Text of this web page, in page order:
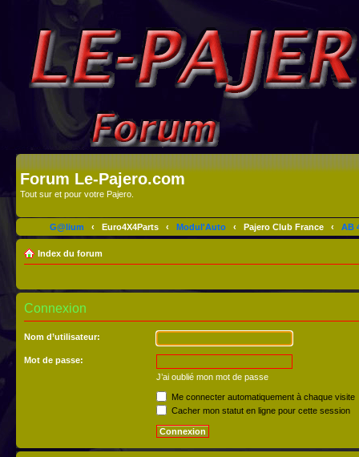
Forum Le-Pajero.com
Tout sur et pour votre Pajero.
G@lium ‹ Euro4X4Parts ‹ Modul'Auto ‹ Pajero Club France ‹ AB
Index du forum
Connexion
Nom d’utilisateur:
Mot de passe:
J’ai oublié mon mot de passe
Me connecter automatiquement à chaque visite
Cacher mon statut en ligne pour cette session